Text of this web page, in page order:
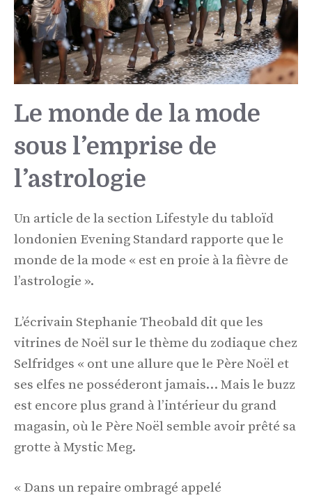
Le monde de la mode
sous l’emprise de
l’astrologie
Un article de la section Lifestyle du tabloïd
londonien Evening Standard rapporte que le
monde de la mode « est en proie à la fièvre de
l’astrologie ».
L’écrivain Stephanie Theobald dit que les
vitrines de Noël sur le thème du zodiaque chez
Selfridges « ont une allure que le Père Noël et
ses elfes ne posséderont jamais… Mais le buzz
est encore plus grand à l’intérieur du grand
magasin, où le Père Noël semble avoir prêté sa
grotte à Mystic Meg.
« Dans un repaire ombragé appelé